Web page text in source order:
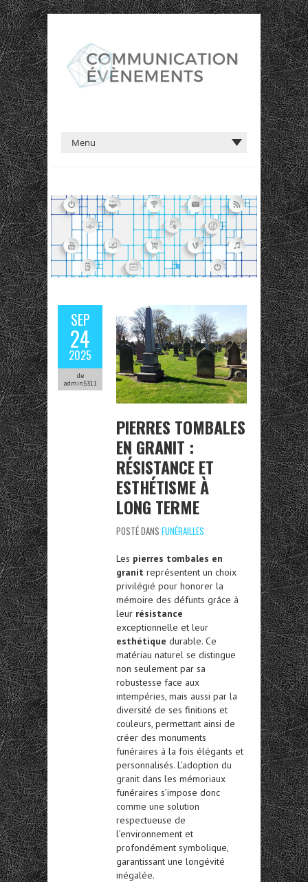
SEP
24
2025
de
admin5311
PIERRES TOMBALES
EN GRANIT :
RÉSISTANCE ET
ESTHÉTISME À
LONG TERME
POSTÉ DANS FUNÉRAILLES
Les pierres tombales en
granit représentent un choix
privilégié pour honorer la
mémoire des défunts grâce à
leur résistance
exceptionnelle et leur
esthétique durable. Ce
matériau naturel se distingue
non seulement par sa
robustesse face aux
intempéries, mais aussi par la
diversité de ses finitions et
couleurs, permettant ainsi de
créer des monuments
funéraires à la fois élégants et
personnalisés. L’adoption du
granit dans les mémoriaux
funéraires s’impose donc
comme une solution
respectueuse de
l’environnement et
profondément symbolique,
garantissant une longévité
inégalée.